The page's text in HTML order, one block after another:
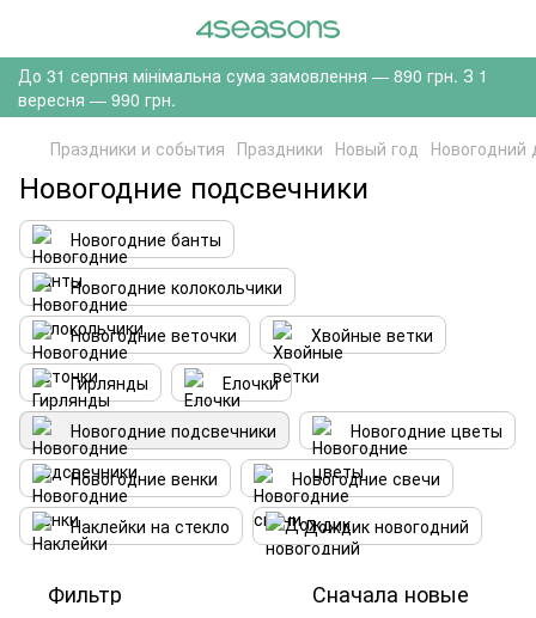
До 31 серпня мінімальна сума замовлення — 890 грн. З 1
вересня — 990 грн.
Праздники и события Праздники Новый год Новогодний
Новогодние подсвечники
Новогодние банты
Новогодние колокольчики
Новогодние веточки
Хвойные ветки
Гирлянды
Елочки
Новогодние подсвечники
Новогодние цветы
Новогодние венки
Новогодние свечи
Наклейки на стекло
Дождик новогодний
Фильтр Сначала новые